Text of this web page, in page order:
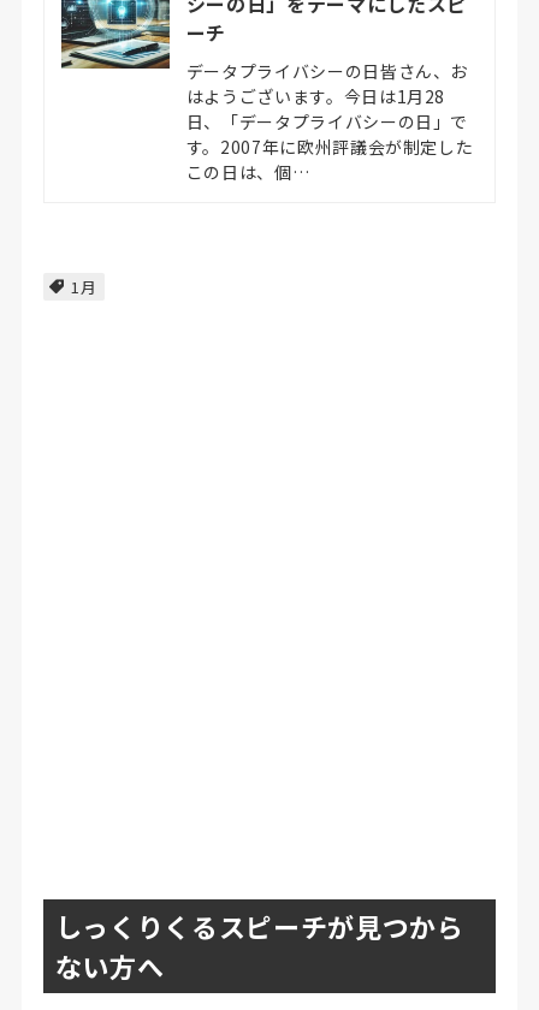
ーチ
データプライバシーの日皆さん、お
はようございます。今日は1月28
日、「データプライバシーの日」で
す。2007年に欧州評議会が制定した
この日は、個…
1月
しっくりくるスピーチが見つから
ない方へ